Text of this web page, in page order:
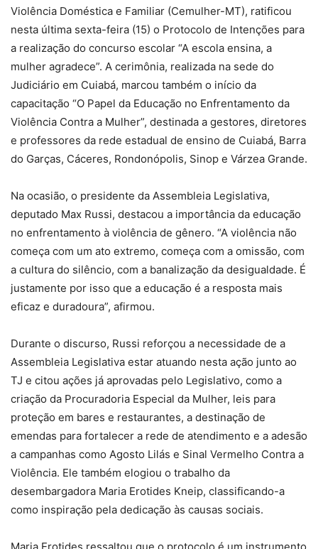
Violência Doméstica e Familiar (Cemulher-MT), ratificou
nesta última sexta-feira (15) o Protocolo de Intenções para
a realização do concurso escolar “A escola ensina, a
mulher agradece”. A cerimônia, realizada na sede do
Judiciário em Cuiabá, marcou também o início da
capacitação “O Papel da Educação no Enfrentamento da
Violência Contra a Mulher”, destinada a gestores, diretores
e professores da rede estadual de ensino de Cuiabá, Barra
do Garças, Cáceres, Rondonópolis, Sinop e Várzea Grande.
Na ocasião, o presidente da Assembleia Legislativa,
deputado Max Russi, destacou a importância da educação
no enfrentamento à violência de gênero. “A violência não
começa com um ato extremo, começa com a omissão, com
a cultura do silêncio, com a banalização da desigualdade. É
justamente por isso que a educação é a resposta mais
eficaz e duradoura”, afirmou.
Durante o discurso, Russi reforçou a necessidade de a
Assembleia Legislativa estar atuando nesta ação junto ao
TJ e citou ações já aprovadas pelo Legislativo, como a
criação da Procuradoria Especial da Mulher, leis para
proteção em bares e restaurantes, a destinação de
emendas para fortalecer a rede de atendimento e a adesão
a campanhas como Agosto Lilás e Sinal Vermelho Contra a
Violência. Ele também elogiou o trabalho da
desembargadora Maria Erotides Kneip, classificando-a
como inspiração pela dedicação às causas sociais.